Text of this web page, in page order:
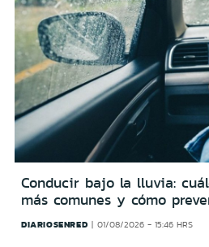
Conducir bajo la lluvia:
más comunes y cómo
DIARIOSENRED 01/08/2026 - 15:46 HRS